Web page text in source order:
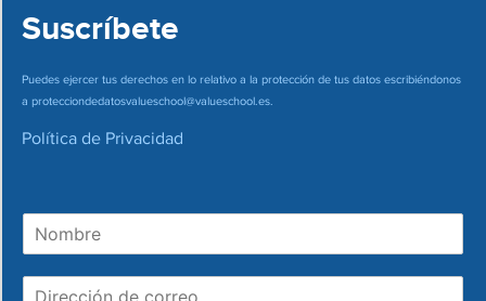
Suscríbete
Puedes ejercer tus derechos en lo relativo a la protección de tus datos escribiéndonos
a protecciondedatosvalueschool@valueschool.es.
Política de Privacidad